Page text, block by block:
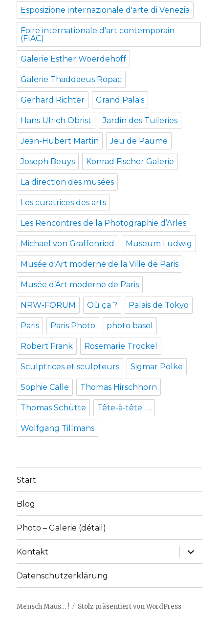
Esposizione internazionale d'arte di Venezia
Foire internationale d’art contemporain
(FIAC)
Galerie Esther Woerdehoff
Galerie Thaddaeus Ropac
Gerhard Richter Grand Palais
Hans Ulrich Obrist Jardin des Tuileries
Jean-Hubert Martin Jeu de Paume
Joseph Beuys Konrad Fischer Galerie
La direction des musées
Les curatrices des arts
Les Rencontres de la Photographie d’Arles
Michael von Graffenried Museum Ludwig
Musée d'Art moderne de la Ville de Paris
Musée d’Art moderne de Paris
NRW-FORUM Où ça ? Palais de Tokyo
Paris Paris Photo photo basel
Robert Frank Rosemarie Trockel
Sculptrices et sculpteurs Sigmar Polke
Sophie Calle Thomas Hirschhorn
Thomas Schütte Tête-à-tête ….
Wolfgang Tillmans
Start
Blog
Photo – Galerie (détail)
Kontakt
Datenschutzerklärung
Mensch Maus… ! Stolz präsentiert von WordPress